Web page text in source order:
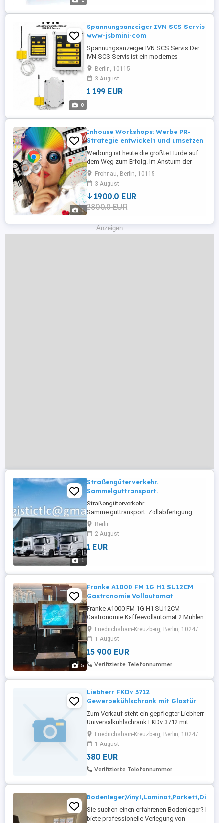
8
Spannungsanzeiger IVN SCS Servis
www-jsbmini-com
Spannungsanzeiger IVN SCS Servis Der
IVN SCS Servis ist ein modernes
mikroprozessorgesteuertes Gerät zur
Erkennung elektromagnetischer Felder,
die durch Freileitungen erzeugt werden.
Sein Hauptzweck ist es,
hoher elektrischer ...
Berlin, 10115
3 August
1 199 EUR
1
Inhouse Workshops: Werbe PR-
Strategie entwickeln und umsetzen
Werbung ist heute die größte Hürde auf
dem Weg zum Erfolg. Im Ansturm der
täglichen Masse bedarf es Kreativität,
Pfiffigkeit und vor allem Authentizität, um
wahrgenommen zu werden. Die
Herausforderungen sind komplexer denn
je. Daher ist eine langfristige, jedoch
Frohnau, Berlin, 10115
3 August
1900.0 EUR
2800.0 EUR
Anzeigen
1
Straßengüterverkehr.
Sammelguttransport.
Straßengüterverkehr.
Sammelguttransport. Zollabfertigung.
Schwerguttransport. Multimodaler
Transport. Lagerhaltung.
Verpackungsdienstleistungen. EU-Länder,
Ukraine, Türkei, Georgien, Armenien,
und Meeresfrüchte.
Verbrauchsteuerpflichtige ...
Berlin
2 August
1 EUR
5
Franke A1000 FM 1G H1 SU12CM
Gastronomie Vollautomat
Franke A1000 FM 1G H1 SU12CM
Gastronomie Kaffeevollautomat 2 Mühlen
2 Milch FoamMaster CleanMaster nur
8.049 Bezüge, Baujahr 2 (inkl. 19 % MwSt.,
Rechnung mit ausgewiesener MwSt. und
USt-IdNr. wird ausgestellt) Zum Verkauf
steht ein hochwertiges, voll
Kaffeesystem: die Franke ...
Friedrichshain-Kreuzberg, Berlin, 10247
1 August
15 900 EUR
Verifizierte Telefonnummer
Liebherr FKDv 3712
Gewerbekühlschrank mit Glastür
Zum Verkauf steht ein gepflegter Liebherr
Universalkühlschrank FKDv 3712 mit
Glastür. 380 (inkl. 19 % MwSt. Rechnung
mit USt-IdNr. wird ausgestellt.) Der
Kühlschrank ist voll funktionsfähig und
eignet sich ideal für Gastronomie,
Vereinsheim, Büro, Verkaufsraum oder
Hersteller: ...
Friedrichshain-Kreuzberg, Berlin, 10247
1 August
380 EUR
Verifizierte Telefonnummer
Sie suchen einen erfahrenen Bodenleger? Ich
biete professionelle Verlegung von